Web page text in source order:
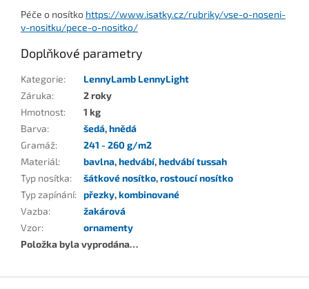
Péče o nosítko https://www.isatky.cz/rubriky/vse-o-noseni-
v-nositku/pece-o-nositko/
Doplňkové parametry
Kategorie:
LennyLamb LennyLight
Záruka:
2 roky
Hmotnost:
1 kg
Barva: šedá,hnědá
Gramáž:
241 - 260 g/m2
Materiál: bavlna,hedvábí,hedvábí tussah
Typ nosítka: šátkové nosítko,rostoucí nosítko
Typ zapínání: přezky,kombinované
Vazba:
žakárová
Vzor:
ornamenty
Položka byla vyprodána…